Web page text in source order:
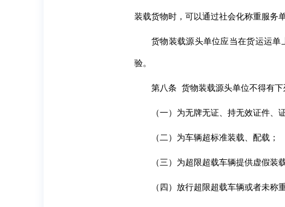
装载货物时，可以通过社会化称重服务
货物装载源头单位应当在货运运
验。
第八条 货物装载源头单位不得有下
（一）为无牌无证、持无效证件、
（二）为车辆超标准装载、配载；
（三）为超限超载车辆提供虚假装
（四）放行超限超载车辆或者未称